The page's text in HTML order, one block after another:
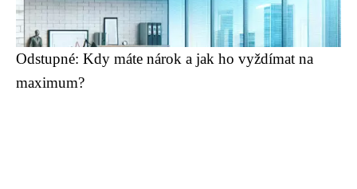
Odstupné: Kdy máte nárok a jak ho vyždímat na
maximum?